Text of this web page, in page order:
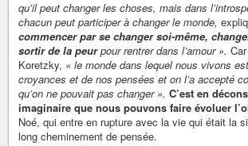
qu’il peut changer les choses, mais dans
chacun peut participer à changer le monde,
commencer par se changer soi-même,
sortir de la peurpour rentrer dans l’amour ».
Koretzky, « le monde dans lequel nous vivons
croyances et de nos pensées et on l’a accepté
qu’on ne pouvait pas changer ». C’est en
imaginaire que nous pouvons faire évoluer
Noé, qui entre en rupture avec la vie qui était la
long cheminement de pensée.